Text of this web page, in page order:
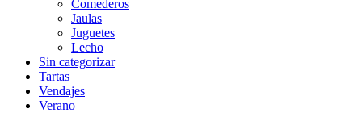
Comederos
Jaulas
Juguetes
Lecho
Sin categorizar
Tartas
Vendajes
Verano